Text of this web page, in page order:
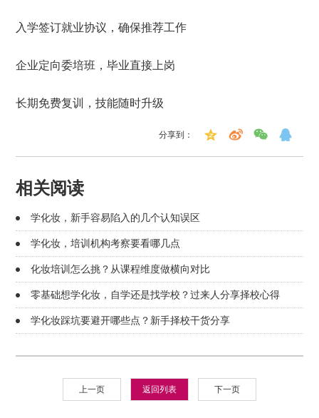
入学签订就业协议，确保推荐工作
企业定向委培班，毕业直接上岗
长期免费复训，技能随时升级
分享到：
相关阅读
学化妆，新手容易陷入的几个认知误区
学化妆，培训机构考察要看哪几点
化妆培训怎么挑？从课程维度做横向对比
零基础想学化妆，自学还是找学校？过来人分享择校心得
学化妆踩坑要避开哪些点？新手择校干货分享
上一页 返回列表 下一页